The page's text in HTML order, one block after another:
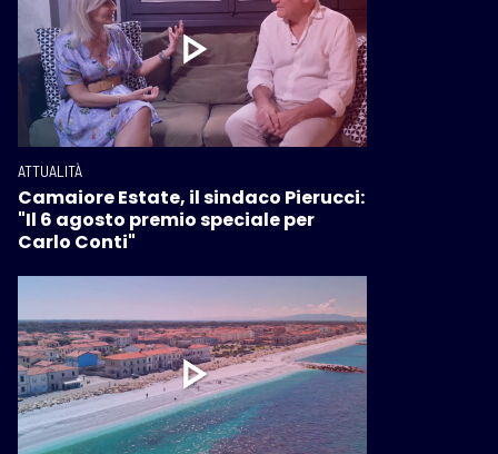
ATTUALITÀ
Camaiore Estate, il sindaco Pierucci:
"Il 6 agosto premio speciale per
Carlo Conti"